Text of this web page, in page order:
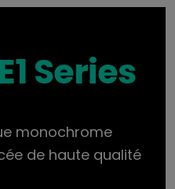
Series
monochrome
de haute qualité